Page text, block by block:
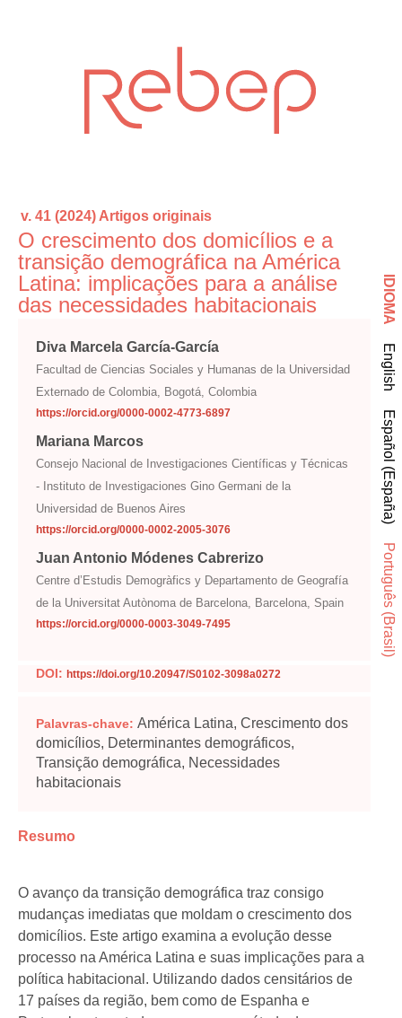
v. 41 (2024) Artigos originais
O crescimento dos domicílios e a
transição demográfica na América
Latina: implicações para a análise
das necessidades habitacionais
Diva Marcela García-García
Facultad de Ciencias Sociales y Humanas de la Universidad
Externado de Colombia, Bogotá, Colombia
https://orcid.org/0000-0002-4773-6897
Mariana Marcos
Consejo Nacional de Investigaciones Científicas y Técnicas
- Instituto de Investigaciones Gino Germani de la
Universidad de Buenos Aires
https://orcid.org/0000-0002-2005-3076
Juan Antonio Módenes Cabrerizo
Centre d’Estudis Demogràfics y Departamento de Geografía
de la Universitat Autònoma de Barcelona, Barcelona, Spain
https://orcid.org/0000-0003-3049-7495
DOI: https://doi.org/10.20947/S0102-3098a0272
Palavras-chave: América Latina, Crescimento dos
domicílios, Determinantes demográficos,
Transição demográfica, Necessidades
habitacionais
Resumo
O avanço da transição demográfica traz consigo
mudanças imediatas que moldam o crescimento dos
domicílios. Este artigo examina a evolução desse
processo na América Latina e suas implicações para a
política habitacional. Utilizando dados censitários de
17 países da região, bem como de Espanha e
IDIOMA
English
Español (España)
Português (Brasil)